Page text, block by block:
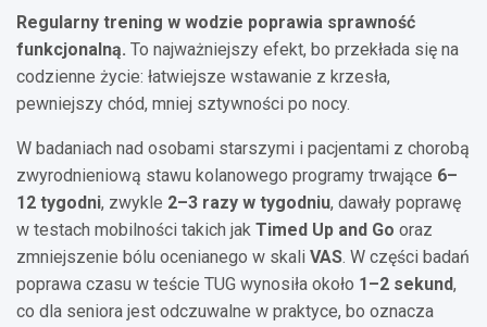
Regularny trening w wodzie poprawia sprawność
funkcjonalną. To najważniejszy efekt, bo przekłada się na
codzienne życie: łatwiejsze wstawanie z krzesła,
pewniejszy chód, mniej sztywności po nocy.
W badaniach nad osobami starszymi i pacjentami z chorobą
zwyrodnieniową stawu kolanowego programy trwające 6–
12 tygodni, zwykle 2–3 razy w tygodniu, dawały poprawę
w testach mobilności takich jak Timed Up and Go oraz
zmniejszenie bólu ocenianego w skali VAS. W części badań
poprawa czasu w teście TUG wynosiła około 1–2 sekund,
co dla seniora jest odczuwalne w praktyce, bo oznacza